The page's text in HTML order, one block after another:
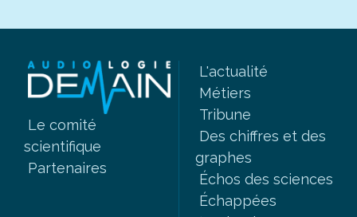
Le comité
scientifique
Partenaires
L'actualité
Métiers
Tribune
Des chiffres et des
graphes
Échos des sciences
Échappées